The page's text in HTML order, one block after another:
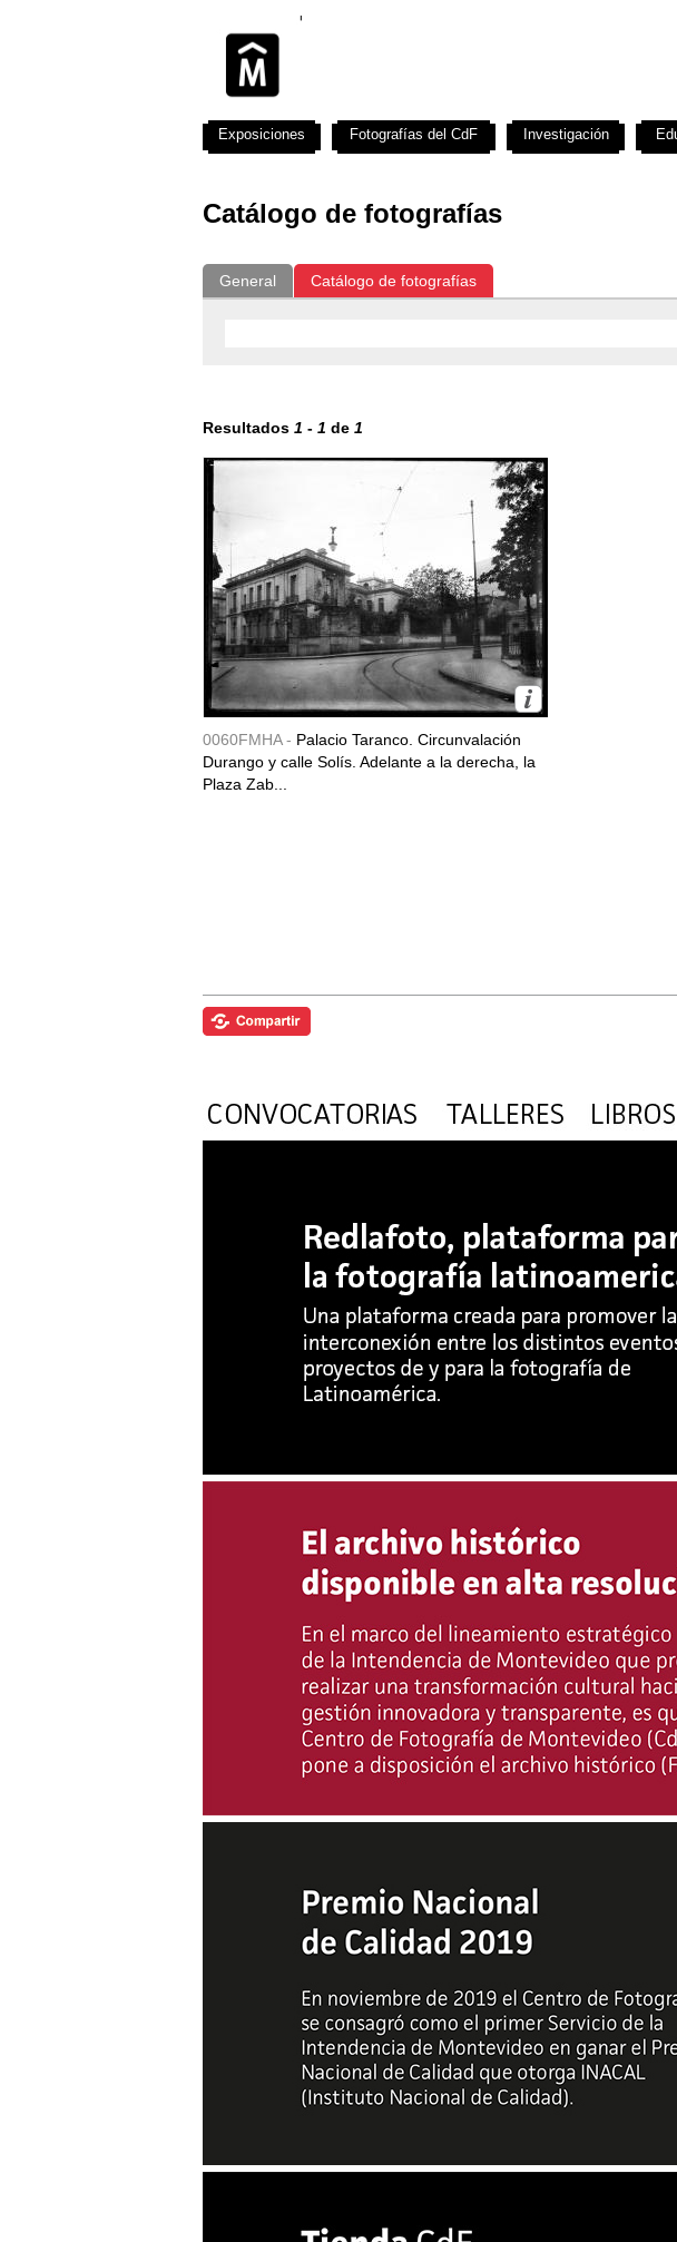
Catálogo de fotografías
General Catálogo de fotografías
Resultados 1 - 1 de 1
0060FMHA - Palacio Taranco. Circunvalación
Durango y calle Solís. Adelante a la derecha, la
Plaza Zab...
Exposiciones Fotografías del CdF Investigación